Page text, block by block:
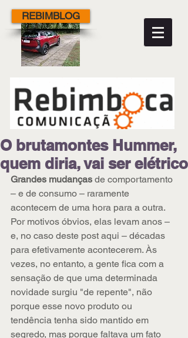
REBIMBLOG
O brutamontes Hummer,
quem diria, vai ser elétrico
Grandes mudanças de comportamento
– e de consumo – raramente
acontecem de uma hora para a outra.
Por motivos óbvios, elas levam anos –
e, no caso deste post aqui – décadas
para efetivamente acontecerem. Às
vezes, no entanto, a gente fica com a
sensação de que uma determinada
novidade surgiu "de repente", não
porque esse novo produto ou
tendência tenha sido mantido em
segredo, mas porque faltava um fato